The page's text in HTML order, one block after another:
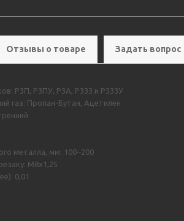
Отзывы о товаре Задать вопрос
Р3П, Р3ПУ, Р3А, Р333 и Р333У
газ: Пропан-Бутан, Ацетилен
металла, мм: 100–200
М8х1,25
0,01